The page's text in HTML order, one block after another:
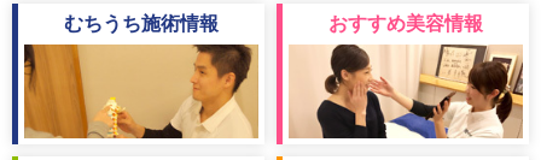
むちうち施術情報 おすすめ美容情報